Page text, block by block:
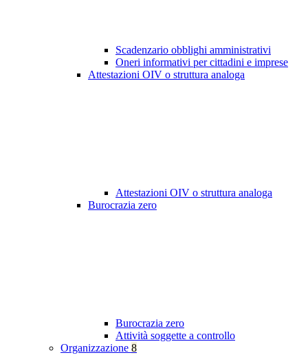
Scadenzario obblighi amministrativi
Oneri informativi per cittadini e imprese
Attestazioni OIV o struttura analoga
Attestazioni OIV o struttura analoga
Burocrazia zero
Burocrazia zero
Attività soggette a controllo
Organizzazione 8